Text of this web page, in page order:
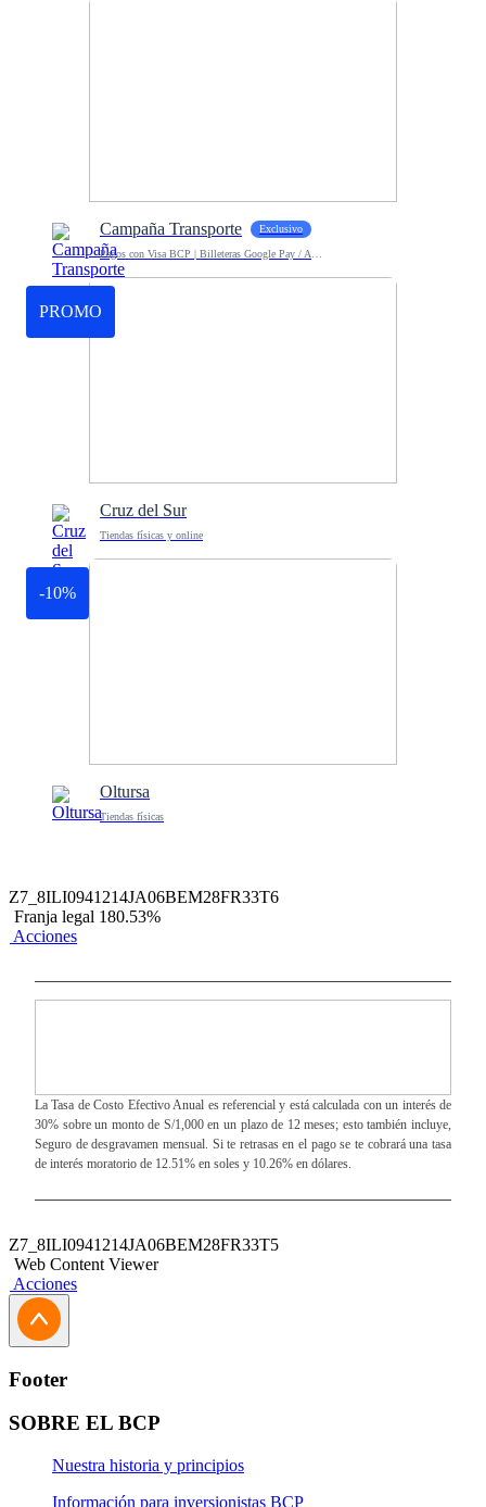
Campaña Transporte Exclusivo
PROMO
Cruz del Sur
Tiendas físicas y online
-10%
Oltursa
Tiendas físicas
Z7_8ILI0941214JA06BEM28FR33T6
Franja legal 180.53%
Acciones
La Tasa de Costo Efectivo Anual es referencial y está calculada con un interés de
30% sobre un monto de S/1,000 en un plazo de 12 meses; esto también incluye,
Seguro de desgravamen mensual. Si te retrasas en el pago se te cobrará una tasa
de interés moratorio de 12.51% en soles y 10.26% en dólares.
Z7_8ILI0941214JA06BEM28FR33T5
Web Content Viewer
Acciones
Footer
SOBRE EL BCP
Nuestra historia y principios
Información para inversionistas BCP